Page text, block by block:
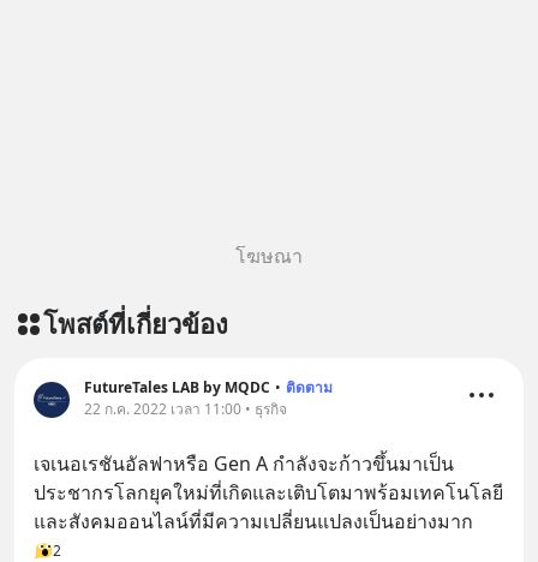
โฆษณา
โพสต์ที่เกี่ยวข้อง
FutureTales LAB by MQDC • ติดตาม
22 ก.ค. 2022 เวลา 11:00 • ธุรกิจ
เจเนอเรชันอัลฟาหรือ Gen A กำลังจะก้าวขึ้นมาเป็น
ประชากรโลกยุคใหม่ที่เกิดและเติบโตมาพร้อมเทคโนโลยี
และสังคมออนไลน์ที่มีความเปลี่ยนแปลงเป็นอย่างมาก
2